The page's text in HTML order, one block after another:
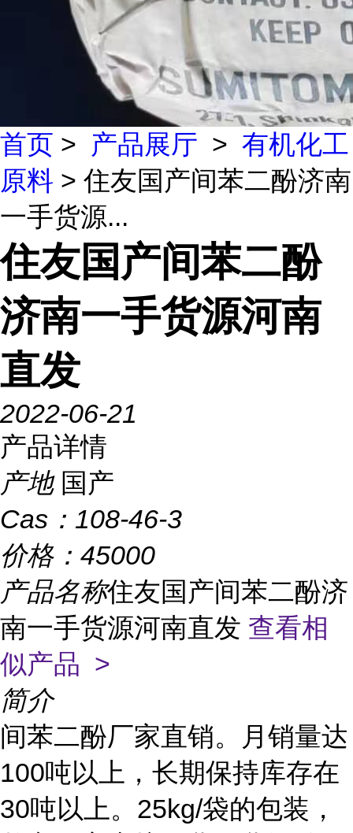
首页 > 产品展厅 > 有机化工
原料 > 住友国产间苯二酚济南
一手货源...
住友国产间苯二酚
济南一手货源河南
直发
2022-06-21
产品详情
产地 国产
Cas： 108-46-3
价格： 45000
产品名称住友国产间苯二酚济
南一手货源河南直发 查看相
似产品 >
简介
间苯二酚厂家直销。月销量达
100吨以上，长期保持库存在
30吨以上。25kg/袋的包装，